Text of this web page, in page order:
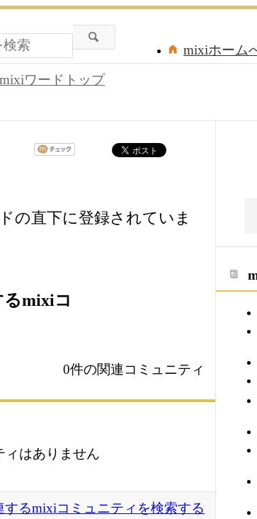
mixiホーム
mixiワードトップ
の直下に登録されていま
るmixiコ
0件の関連コミュニティ
ィはありません
するmixiコミュニティを検索する